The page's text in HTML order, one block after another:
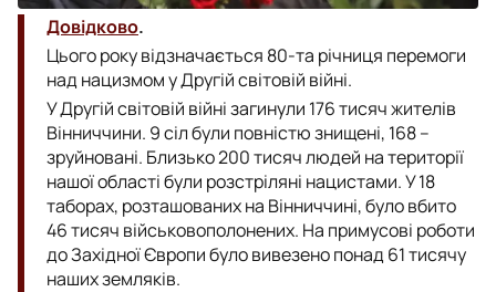
Довідково.
Цього року відзначається 80-та річниця перемоги
над нацизмом у Другій світовій війні.
У Другій світовій війні загинули 176 тисяч жителів
Вінниччини. 9 сіл були повністю знищені, 168 –
зруйновані. Близько 200 тисяч людей на території
нашої області були розстріляні нацистами. У 18
таборах, розташованих на Вінниччині, було вбито
46 тисяч військовополонених. На примусові роботи
до Західної Європи було вивезено понад 61 тисячу
наших земляків.